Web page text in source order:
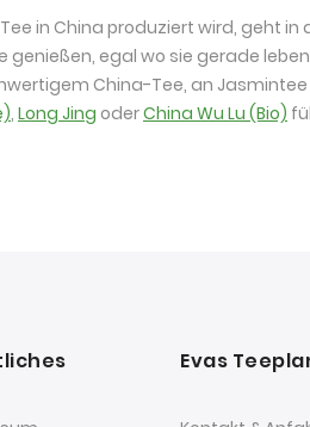
in China produziert wird, geht in
genießen, egal wo sie gerade
China-Tee, an
, Long Jing oderChina Wu Lu (Bio)
Evas